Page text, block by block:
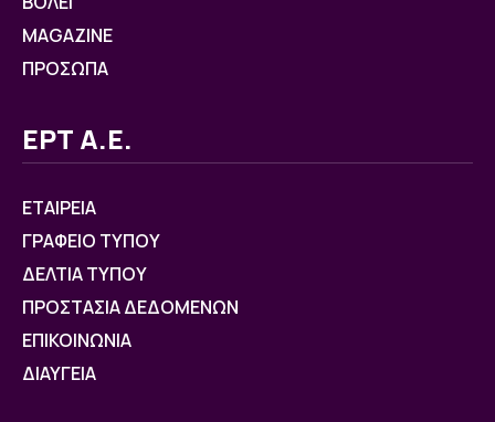
MAGAZINE
ΠΡΟΣΩΠΑ
ΕΡΤ Α.Ε.
ΕΤΑΙΡΕΙΑ
ΓΡΑΦΕΙΟ ΤΥΠΟΥ
ΔΕΛΤΙΑ ΤΥΠΟΥ
ΠΡΟΣΤΑΣΙΑ ΔΕΔΟΜΕΝΩΝ
ΕΠΙΚΟΙΝΩΝΙΑ
ΔΙΑΥΓΕΙΑ